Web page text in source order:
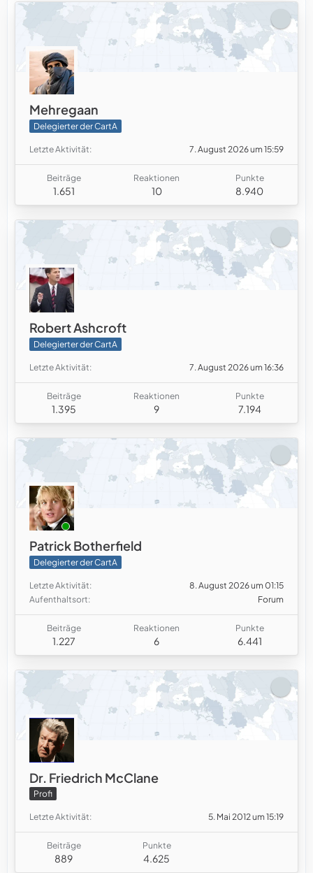
Mehregaan
Delegierter der CartA
Letzte Aktivität 7. August 2026 um 15:59
Beiträge
1.651
Reaktionen
10
Punkte
8.940
Robert Ashcroft
Delegierter der CartA
Letzte Aktivität 7. August 2026 um 16:36
Beiträge
1.395
Reaktionen
9
Punkte
7.194
Patrick Botherfield
Delegierter der CartA
Letzte Aktivität
8. August 2026 um 01:15
Aufenthaltsort
Forum
Beiträge
1.227
Reaktionen
6
Punkte
6.441
Dr. Friedrich McClane
Profi
Letzte Aktivität 5. Mai 2012 um 15:19
Beiträge
889
Punkte
4.625